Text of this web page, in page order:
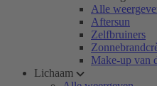
Alle
Aftersun
Zelfbruiners
Make-up van
Lichaam